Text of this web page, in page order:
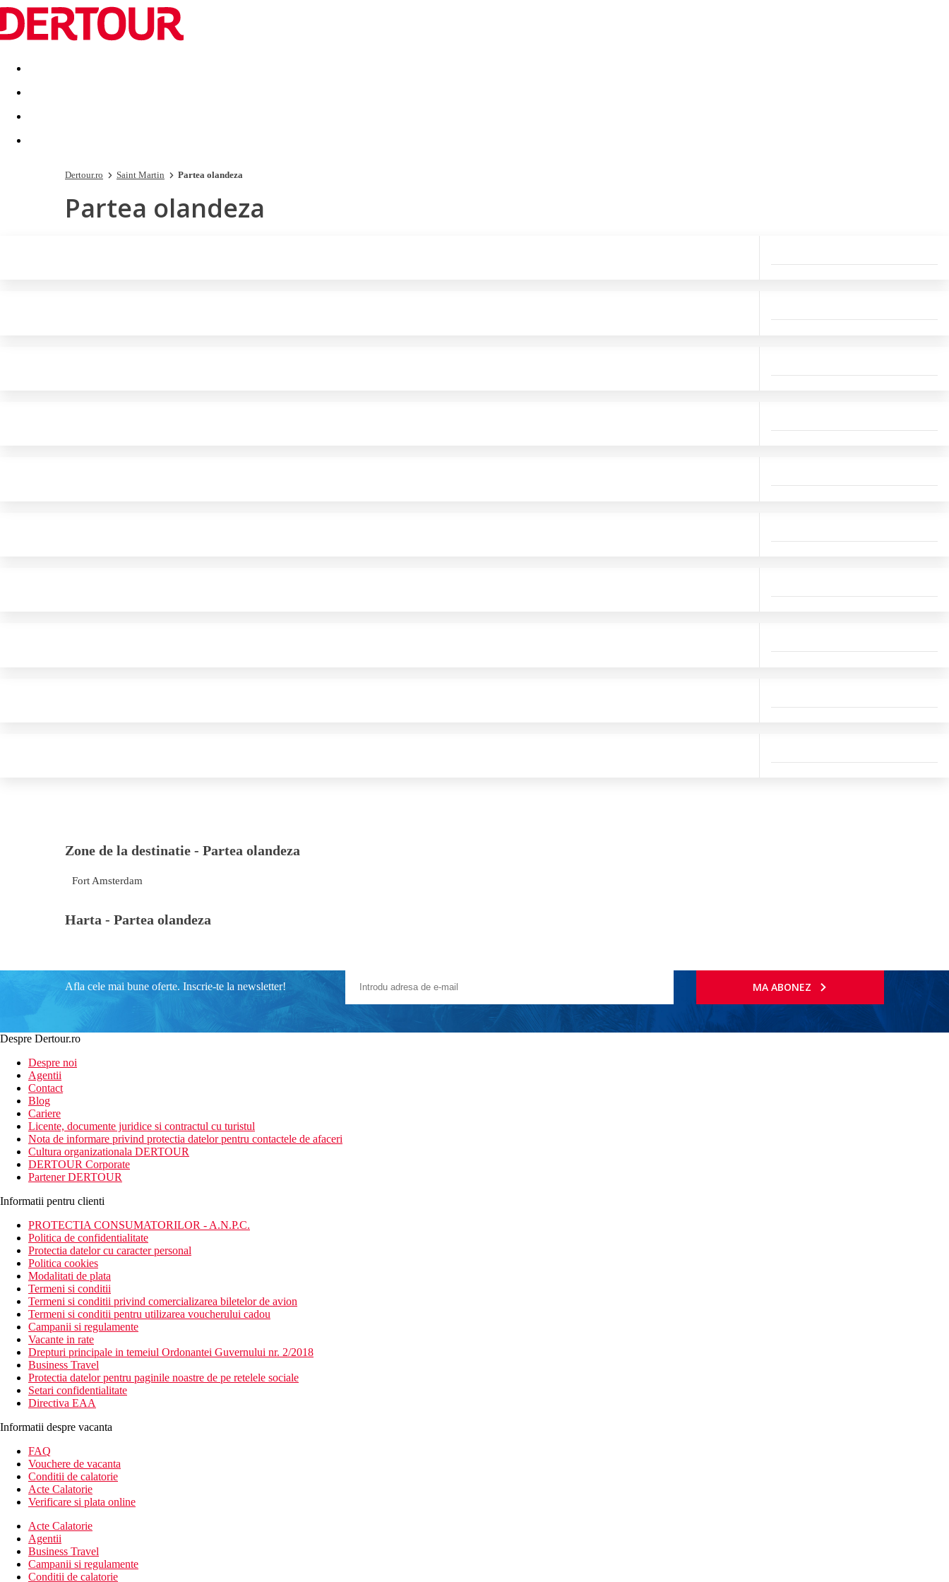
Destinatii Vacanta perfecta OFERTE DE NERATAT
Dertour.ro Saint Martin Partea olandeza
Partea olandeza
Zone de la destinatie - Partea olandeza
Fort Amsterdam
Harta - Partea olandeza
Afla cele mai bune oferte. Inscrie-te la newsletter! MA ABONEZ
Despre Dertour.ro
Despre noi
Agentii
Contact
Blog
Cariere
Licente, documente juridice si contractul cu turistul
Nota de informare privind protectia datelor pentru contactele de afaceri
Cultura organizationala DERTOUR
DERTOUR Corporate
Partener DERTOUR
Informatii pentru clienti
PROTECTIA CONSUMATORILOR - A.N.P.C.
Politica de confidentialitate
Protectia datelor cu caracter personal
Politica cookies
Modalitati de plata
Termeni si conditii
Termeni si conditii privind comercializarea biletelor de avion
Termeni si conditii pentru utilizarea voucherului cadou
Campanii si regulamente
Vacante in rate
Drepturi principale in temeiul Ordonantei Guvernului nr. 2/2018
Business Travel
Protectia datelor pentru paginile noastre de pe retelele sociale
Setari confidentialitate
Directiva EAA
Informatii despre vacanta
FAQ
Vouchere de vacanta
Conditii de calatorie
Acte Calatorie
Verificare si plata online
Acte Calatorie
Agentii
Business Travel
Campanii si regulamente
Conditii de calatorie